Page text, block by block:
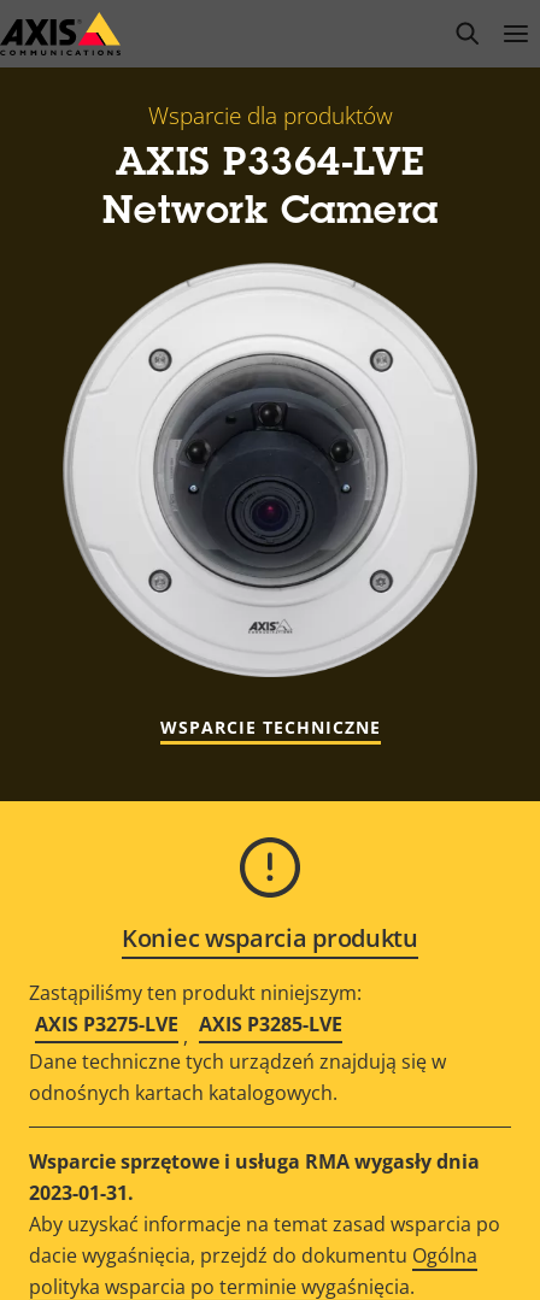
Przejdź
do
open
Wsparcie dla produktów
AXIS P3364-LVE
Network Camera
WSPARCIE TECHNICZNE
Koniec wsparcia produktu
Zastąpiliśmy ten produkt niniejszym:
AXIS P3275-LVE , AXIS P3285-LVE
Dane techniczne tych urządzeń znajdują się w
odnośnych kartach katalogowych.
Wsparcie sprzętowe i usługa RMA wygasły dnia
2023-01-31.
Aby uzyskać informacje na temat zasad wsparcia po
dacie wygaśnięcia, przejdź do dokumentu Ogólna
polityka wsparcia po terminie wygaśnięcia.